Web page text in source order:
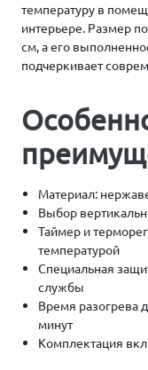
температуру в
интерьере. Размер
см, а его
подчеркивает
Материал:
Выбор
Таймер и
температурой
Специальная
службы
Время разогрева
минут
Комплектация